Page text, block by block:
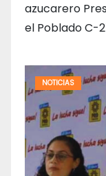
azucarero
el Poblado C-
NOTICIAS